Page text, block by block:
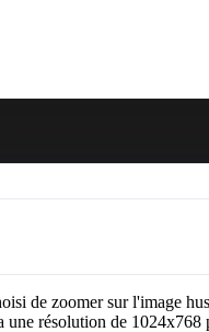
de zoomer sur l'image
une résolution de 1024x768